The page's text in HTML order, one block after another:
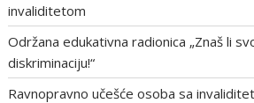
invaliditetom
Održana edukativna radionica „Znaš li
diskriminaciju!“
Ravnopravno učešće osoba sa